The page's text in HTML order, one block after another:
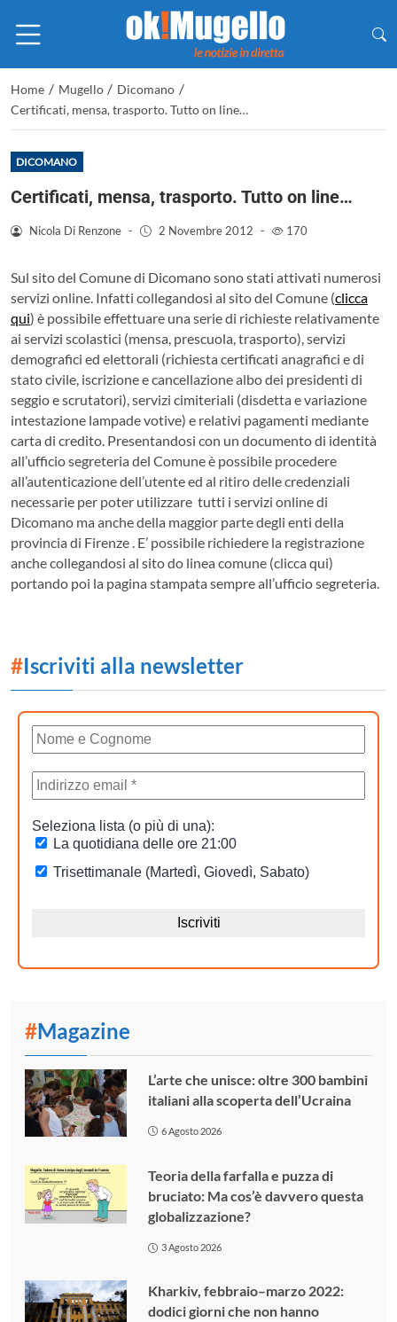
Home / Mugello / Dicomano /
Certificati, mensa, trasporto. Tutto on line…
DICOMANO
Certificati, mensa, trasporto. Tutto on line…
Nicola Di Renzone - 2 Novembre 2012 - 170
Sul sito del Comune di Dicomano sono stati attivati numerosi
servizi online. Infatti collegandosi al sito del Comune (clicca
qui) è possibile effettuare una serie di richieste relativamente
ai servizi scolastici (mensa, prescuola, trasporto), servizi
demografici ed elettorali (richiesta certificati anagrafici e di
stato civile, iscrizione e cancellazione albo dei presidenti di
seggio e scrutatori), servizi cimiteriali (disdetta e variazione
intestazione lampade votive) e relativi pagamenti mediante
carta di credito. Presentandosi con un documento di identità
all’ufficio segreteria del Comune è possibile procedere
all’autenticazione dell’utente ed al ritiro delle credenziali
necessarie per poter utilizzare tutti i servizi online di
Dicomano ma anche della maggior parte degli enti della
provincia di Firenze . E’ possibile richiedere la registrazione
anche collegandosi al sito do linea comune (clicca qui)
portando poi la pagina stampata sempre all’ufficio segreteria.
#Iscriviti alla newsletter
#Magazine
L’arte che unisce: oltre 300 bambini
italiani alla scoperta dell’Ucraina
6 Agosto 2026
Teoria della farfalla e puzza di
bruciato: Ma cos’è davvero questa
globalizzazione?
3 Agosto 2026
Kharkiv, febbraio–marzo 2022:
dodici giorni che non hanno